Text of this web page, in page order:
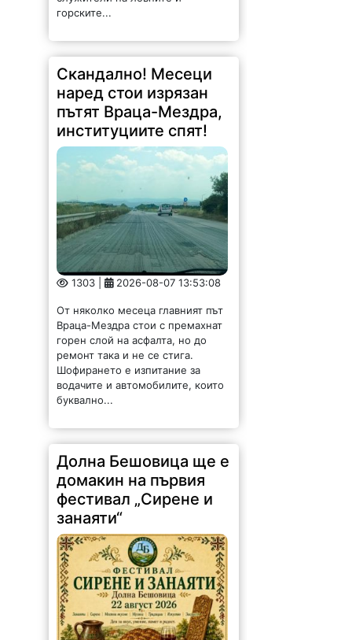
горските...
Скандално! Месеци
наред стои изрязан
пътят Враца-Мездра,
институциите спят!
1303 | 2026-08-07 13:53:08
От няколко месеца главният път
Враца-Мездра стои с премахнат
горен слой на асфалта, но до
ремонт така и не се стига.
Шофирането е изпитание за
водачите и автомобилите, които
буквално...
Долна Бешовица ще е
домакин на първия
фестивал „Сирене и
занаяти“